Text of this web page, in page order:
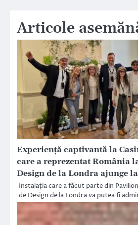
Articole
Experiență captivantă la
care a reprezentat România
Design de la Londra ajunge
Instalația care a făcut parte din
de Design de la Londra va putea fi